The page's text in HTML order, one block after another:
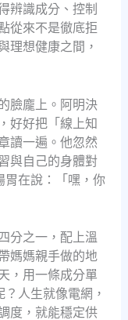
辨識成分、控制
從來不是徹底拒
理想健康之間，
臉龐上。阿明決
好好把「線上知
讀一遍。他忽然
與自己的身體對
在說：「嘿，你
分之一，配上溫
媽媽親手做的地
，用一條成分單
人生就像電網，
度，就能穩定供